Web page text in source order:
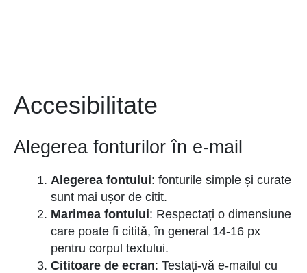
Accesibilitate
Alegerea fonturilor în e-mail
Alegerea fontului: fonturile simple și curate
sunt mai ușor de citit.
Marimea fontului: Respectați o dimensiune
care poate fi citită, în general 14-16 px
pentru corpul textului.
Cititoare de ecran: Testați-vă e-mailul cu